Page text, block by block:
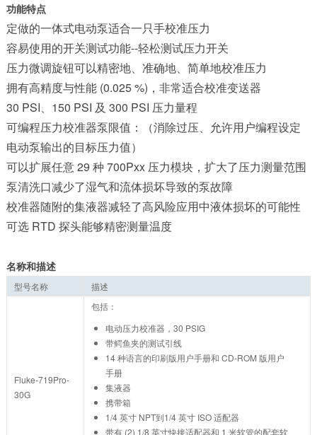
功能特点
定做的一体式电动泵适合一只手校准压力
容易使用的开关测试功能--轻松测试压力开关
压力微调旋钮可以精密地、准确地、简单地校准压力
拥有高精度与性能 (0.025 %)，非常适合校准变送器
30 PSI、150 PSI 及 300 PSI 压力量程
可编程压力校准器泵限值：（消除过压、允许用户编程设定
电动泵输出的目标压力值）
可以扩展任意 29 种 700Pxx 压力模块，扩大了压力测量范围
泵清洗口减少了湿气和流体损坏导致的泵故障
校准器随附的集液器减轻了高风险应用中液体损坏的可能性
可选 RTD 探头能够精密测量温度
名称和描述
型号名称 描述
Fluke-719Pro-
30G
包括：
电动压力校准器，30 PSIG
带鳄鱼夹的测试引线
14 种语言的印刷版用户手册和 CD-ROM 版用户
手册
集液器
携带箱
1/4 英寸 NPT到1/4 英寸 ISO 适配器
带有 (2) 1/8 英寸快接适配器和 1 米软管的配套软